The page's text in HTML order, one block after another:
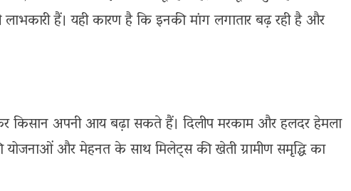
हैं। यही कारण है कि इनकी मांग लगातार बढ़ रही है और
किसान अपनी आय बढ़ा सकते हैं। दिलीप मरकाम और हलदर हेमला
और मेहनत के साथ मिलेट्स की खेती ग्रामीण समृद्धि का